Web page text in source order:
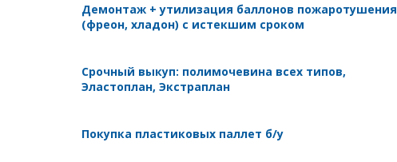
Демонтаж + утилизация баллонов пожаротушения
(фреон, хладон) с истекшим сроком
Срочный выкуп: полимочевина всех типов,
Эластоплан, Экстраплан
Покупка пластиковых паллет б/у